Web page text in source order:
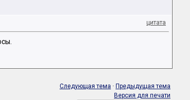
цитата
Следующая тема · Предыдущая тема
Версия для печати